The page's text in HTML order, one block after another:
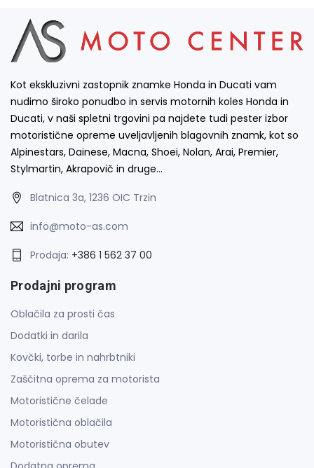
Kot ekskluzivni zastopnik znamke Honda in Ducati vam
nudimo široko ponudbo in servis motornih koles Honda in
Ducati, v naši spletni trgovini pa najdete tudi pester izbor
motoristične opreme uveljavljenih blagovnih znamk, kot so
Alpinestars, Dainese, Macna, Shoei, Nolan, Arai, Premier,
Stylmartin, Akrapovič in druge…
Blatnica 3a, 1236 OIC Trzin
info@moto-as.com
Prodaja: +386 1 562 37 00
Prodajni program
Oblačila za prosti čas
Dodatki in darila
Kovčki, torbe in nahrbtniki
Zaščitna oprema za motorista
Motoristične čelade
Motoristična oblačila
Motoristična obutev